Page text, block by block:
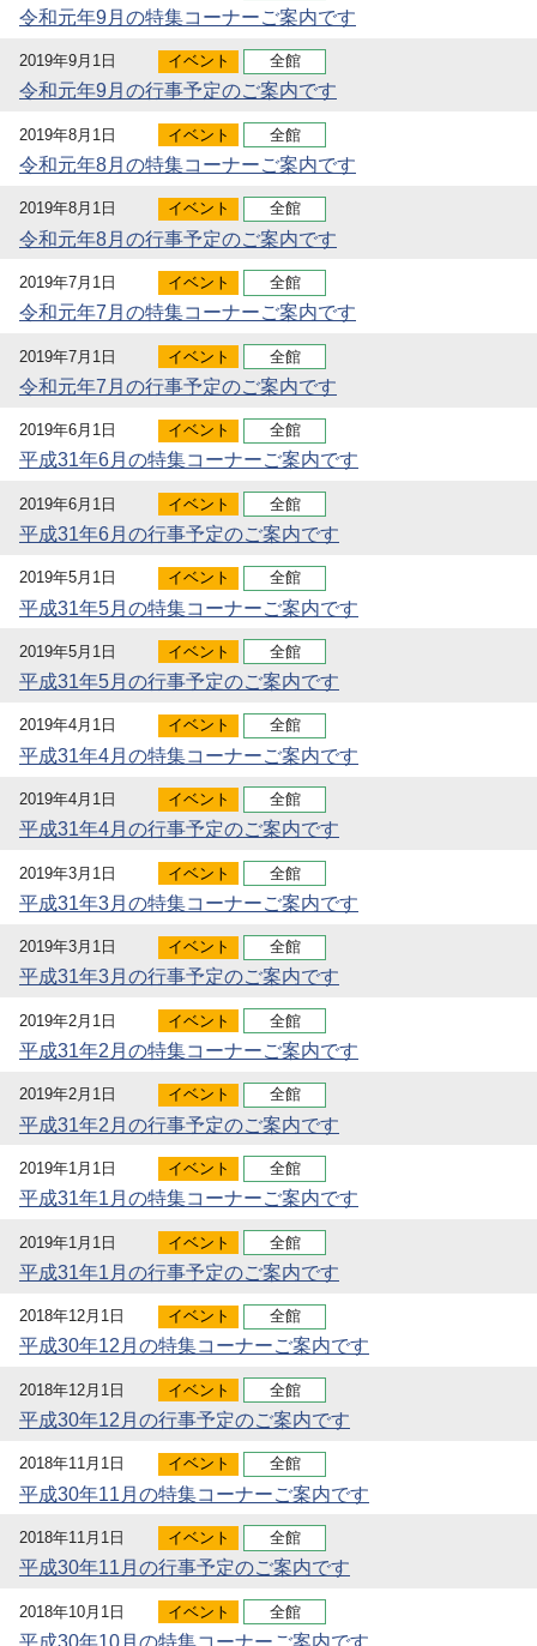
令和元年9月の特集コーナーご案内です
2019年9月1日 イベント 全館
令和元年9月の行事予定のご案内です
2019年8月1日 イベント 全館
令和元年8月の特集コーナーご案内です
2019年8月1日 イベント 全館
令和元年8月の行事予定のご案内です
2019年7月1日 イベント 全館
令和元年7月の特集コーナーご案内です
2019年7月1日 イベント 全館
令和元年7月の行事予定のご案内です
2019年6月1日 イベント 全館
平成31年6月の特集コーナーご案内です
2019年6月1日 イベント 全館
平成31年6月の行事予定のご案内です
2019年5月1日 イベント 全館
平成31年5月の特集コーナーご案内です
2019年5月1日 イベント 全館
平成31年5月の行事予定のご案内です
2019年4月1日 イベント 全館
平成31年4月の特集コーナーご案内です
2019年4月1日 イベント 全館
平成31年4月の行事予定のご案内です
2019年3月1日 イベント 全館
平成31年3月の特集コーナーご案内です
2019年3月1日 イベント 全館
平成31年3月の行事予定のご案内です
2019年2月1日 イベント 全館
平成31年2月の特集コーナーご案内です
2019年2月1日 イベント 全館
平成31年2月の行事予定のご案内です
2019年1月1日 イベント 全館
平成31年1月の特集コーナーご案内です
2019年1月1日 イベント 全館
平成31年1月の行事予定のご案内です
2018年12月1日 イベント 全館
平成30年12月の特集コーナーご案内です
2018年12月1日 イベント 全館
平成30年12月の行事予定のご案内です
2018年11月1日 イベント 全館
平成30年11月の特集コーナーご案内です
2018年11月1日 イベント 全館
平成30年11月の行事予定のご案内です
2018年10月1日 イベント 全館
平成30年10月の特集コーナーご案内です